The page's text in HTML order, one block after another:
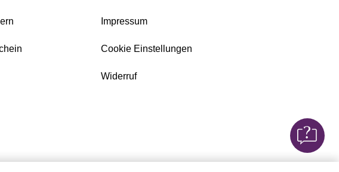
Impressum
Cookie Einstellungen
Widerruf